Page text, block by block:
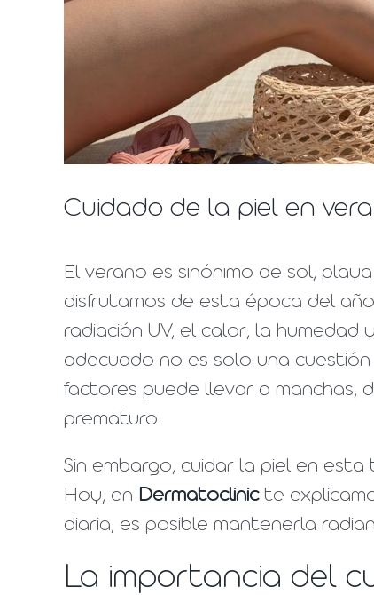
Cuidado de la piel en
El verano es sinónimo de sol,
disfrutamos de esta época del
radiación UV, el calor, la
adecuado no es solo una
factores puede llevar a manchas,
prematuro.
Sin embargo, cuidar la piel en
Hoy, en Dermatoclinic te
diaria, es posible mantenerla
La importancia del